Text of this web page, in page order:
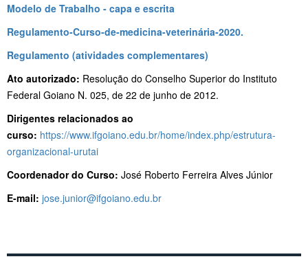
Modelo de Trabalho - capa e escrita
Regulamento-Curso-de-medicina-veterinária-2020.
Regulamento (atividades complementares)
Ato autorizado: Resolução do Conselho Superior do Instituto
Federal Goiano N. 025, de 22 de junho de 2012.
Dirigentes relacionados ao
curso: https://www.ifgoiano.edu.br/home/index.php/estrutura-
organizacional-urutai
Coordenador do Curso: José Roberto Ferreira Alves Júnior
E-mail: jose.junior@ifgoiano.edu.br